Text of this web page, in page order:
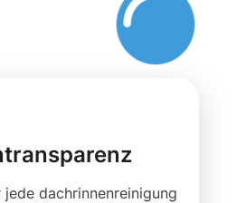
dachrinnenreinigung